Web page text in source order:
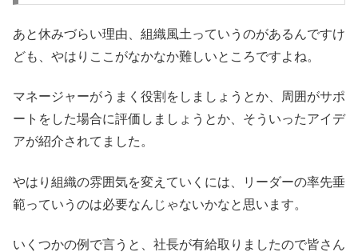
あと休みづらい理由、組織風土っていうのがあるんですけ
ども、やはりここがなかなか難しいところですよね。
マネージャーがうまく役割をしましょうとか、周囲がサポ
ートをした場合に評価しましょうとか、そういったアイデ
アが紹介されてました。
やはり組織の雰囲気を変えていくには、リーダーの率先垂
範っていうのは必要なんじゃないかなと思います。
いくつかの例で言うと、社長が有給取りましたので皆さん